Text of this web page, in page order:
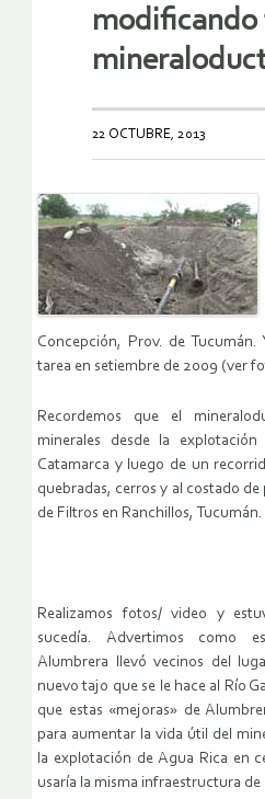
modificando
22 OCTUBRE, 2013
Concepción, Prov. de Tucumán.
tarea en setiembre de 2009 (ver
Recordemos que el
minerales desde la
Catamarca y luego de un
quebradas, cerros y al costado
de Filtros en Ranchillos, Tucumán.
Realizamos fotos/ video y
sucedía. Advertimos como
Alumbrera llevó vecinos del
nuevo tajo que se le hace al Río
que estas «mejoras» de
para aumentar la vida útil del
la explotación de Agua Rica en
usaría la misma infraestructura de